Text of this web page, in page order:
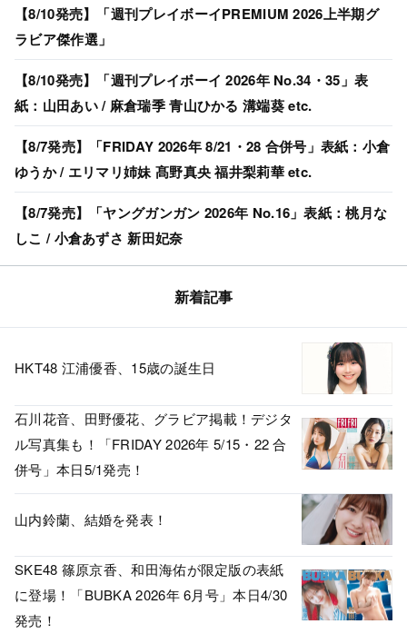
【8/10発売】「週刊プレイボーイPREMIUM 2026上半期グ
ラビア傑作選」
【8/10発売】「週刊プレイボーイ 2026年 No.34・35」表
紙：山田あい / 麻倉瑞季 青山ひかる 溝端葵 etc.
【8/7発売】「FRIDAY 2026年 8/21・28 合併号」表紙：小倉
ゆうか / エリマリ姉妹 髙野真央 福井梨莉華 etc.
【8/7発売】「ヤングガンガン 2026年 No.16」表紙：桃月な
しこ / 小倉あずさ 新田妃奈
新着記事
HKT48 江浦優香、15歳の誕生日
石川花音、田野優花、グラビア掲載！デジタ
ル写真集も！「FRIDAY 2026年 5/15・22 合
併号」本日5/1発売！
山内鈴蘭、結婚を発表！
SKE48 篠原京香、和田海佑が限定版の表紙
に登場！「BUBKA 2026年 6月号」本日4/30
発売！